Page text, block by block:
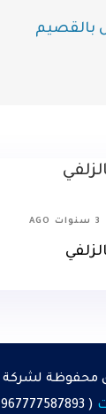
3 سنوات AGO
(
967777587893